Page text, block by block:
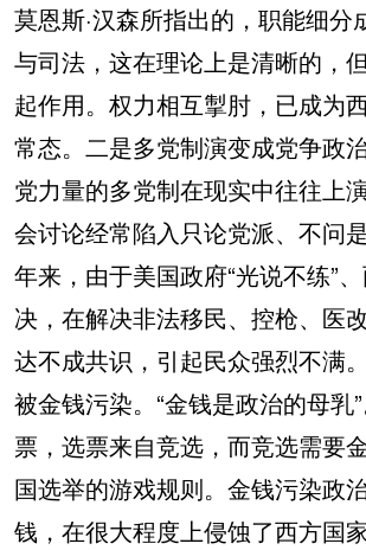
莫恩斯·汉森所指出的，职能细分
与司法，这在理论上是清晰的，
起作用。权力相互掣肘，已成为
常态。二是多党制演变成党争政
党力量的多党制在现实中往往上
会讨论经常陷入只论党派、不问
年来，由于美国政府“光说不练”
决，在解决非法移民、控枪、医
达不成共识，引起民众强烈不满
被金钱污染。“金钱是政治的母乳
票，选票来自竞选，而竞选需要
国选举的游戏规则。金钱污染政
钱，在很大程度上侵蚀了西方国